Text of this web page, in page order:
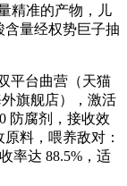
精准的产物，儿
量经权势巨子抽
平台曲营（天猫
旗舰店），激活
防腐剂，接收效
料，喂养敌对：
率达 88.5%，适